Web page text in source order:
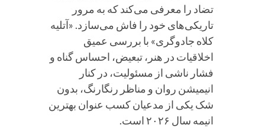
تضاد را معرفی می‌کند که به مرور
تاریکی‌های خود را فاش می‌سازد. «آتلیه
کلاه جادوگری» با بررسی عمیق
اخلاقیات در هنر، تبعیض، احساس گناه و
فشار ناشی از مسئولیت، در کنار
انیمیشن روان و مناظر رنگارنگ، بدون
شک یکی از مدعیان کسب عنوان بهترین
انیمه سال ۲۰۲۶ است.